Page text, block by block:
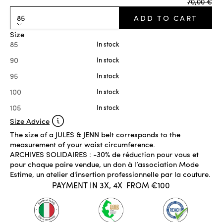
ARCHIVES SOLIDAIRES : -30% de réduction pour vous et
pour chaque paire vendue, un don à l’association Mode
Estime, un atelier d'insertion professionnelle par la couture.
85
Size
85
In stock
90 In stock
95 In stock
100 In stock
105 In stock
ADD TO CART
Size Advice
The size of a JULES & JENN belt corresponds to the
measurement of your waist circumference.
IN STOCK
ADD TO CART
PAYMENT IN 3X, 4X FROM €100